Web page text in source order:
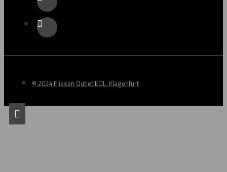
© 2024 Fliesen Outlet EDL, Klagenfurt